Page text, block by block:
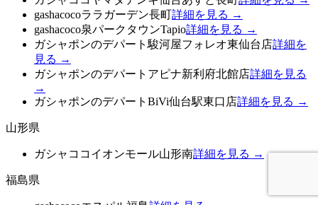
gashacocoララガーデン長町詳細を見る →
gashacoco泉パークタウンTapio詳細を見る →
ガシャポンのデパート駿河屋フォレオ東仙台店詳細を
見る →
ガシャポンのデパートアピナ新利府北館店詳細を見る
→
ガシャポンのデパートBiVi仙台駅東口店詳細を見る →
山形県
ガシャココイオンモール山形南詳細を見る →
福島県